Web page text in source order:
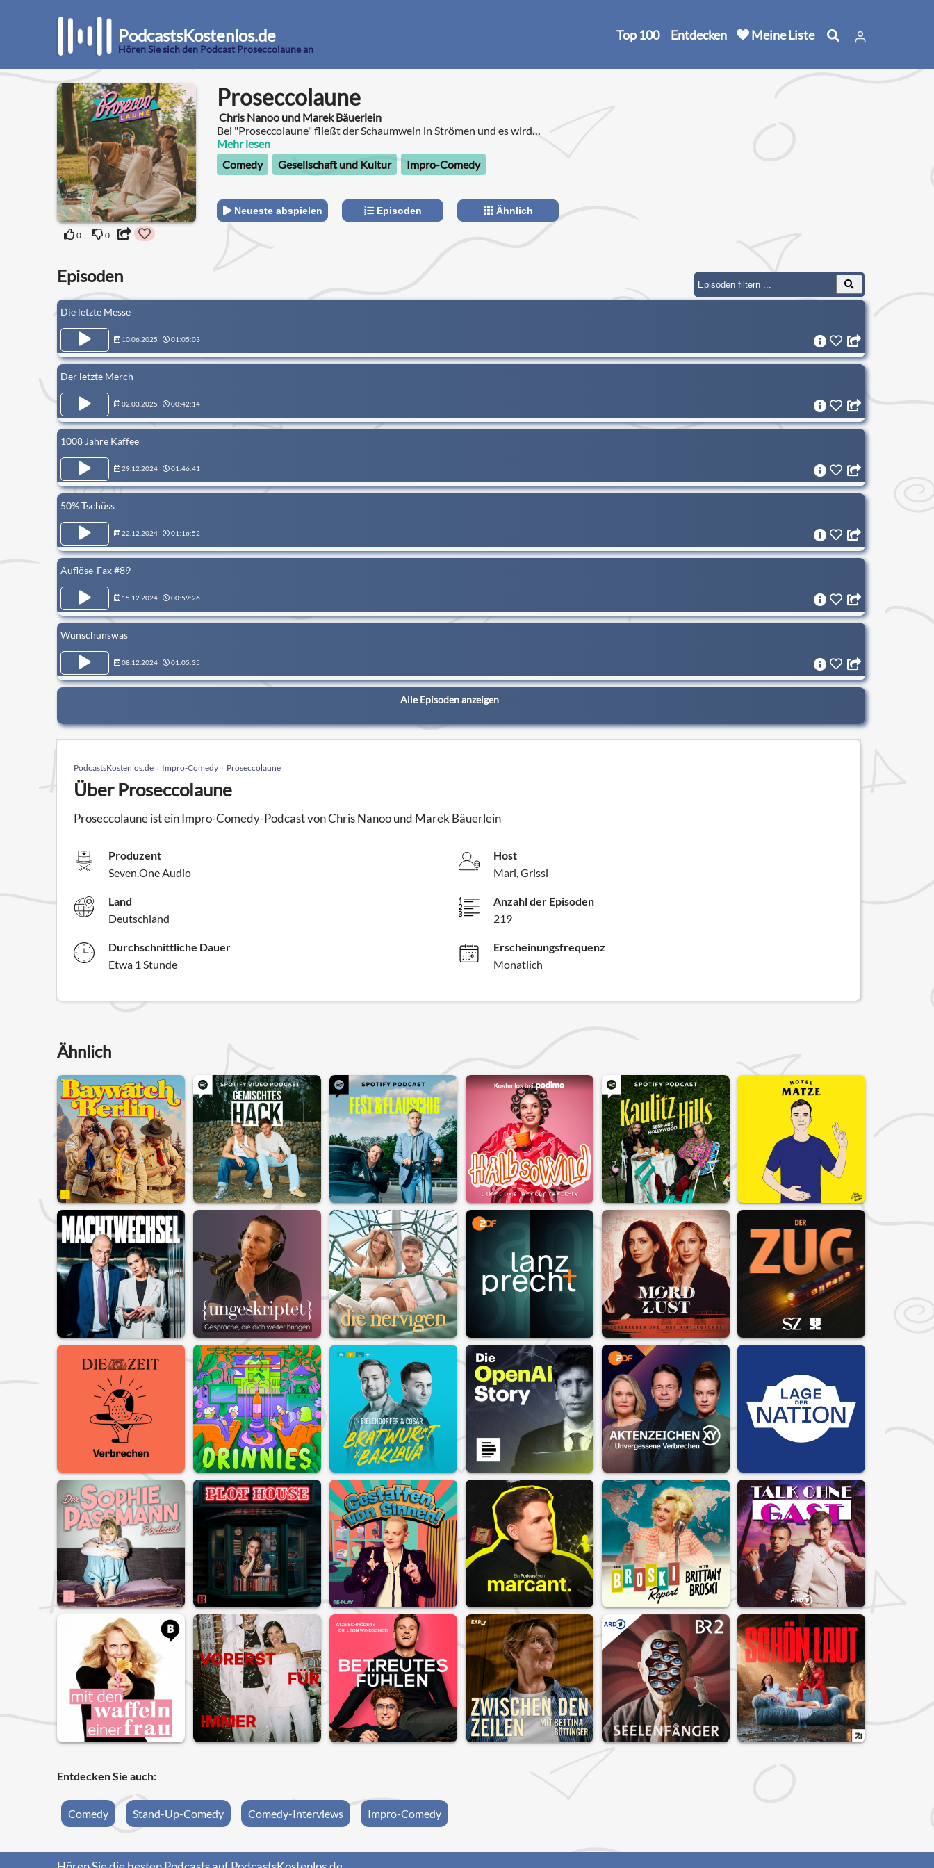
PodcastsKostenlos.de
Hören Sie sich den Podcast Proseccolaune an
Top 100 Entdecken Meine Liste
0 0
Proseccolaune
Chris Nanoo und Marek Bäuerlein
Bei "Proseccolaune" fließt der Schaumwein in Strömen und es wird
sich den wirklich wichtigen Dingen gewidmet: Hundewelpen,
Sandwichmaker, exotische Früchte.
Mehr lesen
Comedy
Gesellschaft und Kultur Impro-Comedy
Neueste abspielen Episoden Ähnlich
Episoden
Die letzte Messe
10.06.2025 01:05:03
Der letzte Merch
02.03.2025 00:42:14
1008 Jahre Kaffee
29.12.2024 01:46:41
50% Tschüss
22.12.2024 01:16:52
Auflöse-Fax #89
15.12.2024 00:59:26
Wünschunswas
08.12.2024 01:05:35
Alle Episoden anzeigen
PodcastsKostenlos.de Impro-Comedy Proseccolaune
Über Proseccolaune
Proseccolaune ist ein Impro-Comedy-Podcast von Chris Nanoo und Marek Bäuerlein
Produzent
Seven.One Audio
Host
Mari, Grissi
Land
Deutschland
Anzahl der Episoden
219
Durchschnittliche Dauer
Etwa 1 Stunde
Erscheinungsfrequenz
Monatlich
Ähnlich
Entdecken Sie auch:
Comedy Stand-Up-Comedy Comedy-Interviews Impro-Comedy